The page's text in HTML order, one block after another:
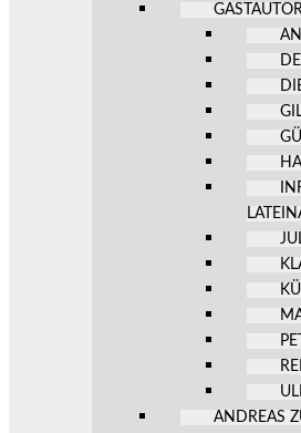
ANDREAS